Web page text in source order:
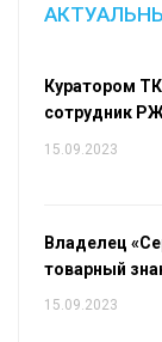
Куратором
сотрудник
15.09.2023
Владелец
товарный
15.09.2023